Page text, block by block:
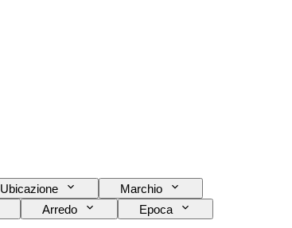
Ubicazione
Marchio
Arredo
Epoca